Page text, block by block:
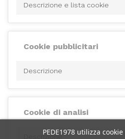
PEDE1978 utilizza
Descrizione e lista cookie
Cookie pubblicitari
Descrizione
Cookie di analisi
Descrizione